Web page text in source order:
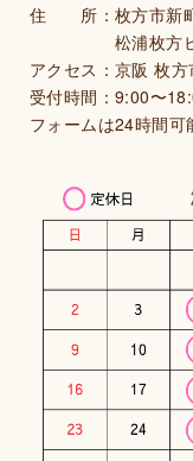
住 所：枚方市新
松浦枚方ビ
アクセス：京阪 枚
受付時間：9:00〜
フォームは24時間可